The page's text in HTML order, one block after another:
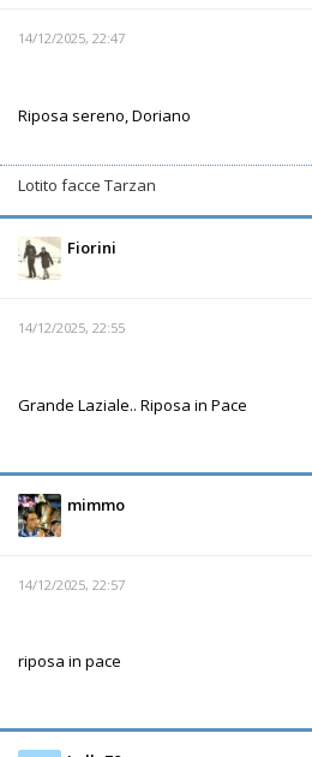
14/12/2025, 22:47
Riposa sereno, Doriano
Lotito facce Tarzan
Fiorini
14/12/2025, 22:55
Grande Laziale.. Riposa in Pace
mimmo
14/12/2025, 22:57
riposa in pace